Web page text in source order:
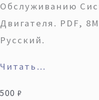
Обслуживанию
Двигателя. PDF,
Русский.
Читать…
500 ₽